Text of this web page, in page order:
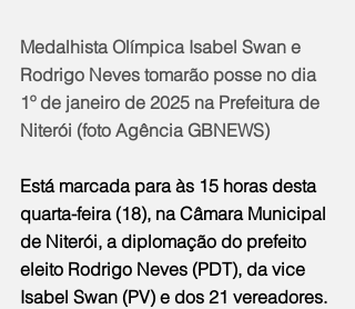
Medalhista Olímpica Isabel Swan e
Rodrigo Neves tomarão posse no dia
1º de janeiro de 2025 na Prefeitura de
Niterói (foto Agência GBNEWS)
Está marcada para às 15 horas desta
quarta-feira (18), na Câmara Municipal
de Niterói, a diplomação do prefeito
eleito Rodrigo Neves (PDT), da vice
Isabel Swan (PV) e dos 21 vereadores.